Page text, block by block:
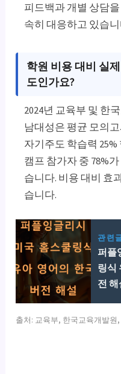
피드백과 개별 상담
속히 대응하고 있습니
학원 비용 대비 실
도인가요?
2024년 교육부 및 한
남대성은 평균 모의
자기주도 학습력
캠프 참가자 중 78%
습니다. 비용 대비 효
습니다.
관련
퍼플
링식
전 해
출처: 교육부, 한국교육개발원,